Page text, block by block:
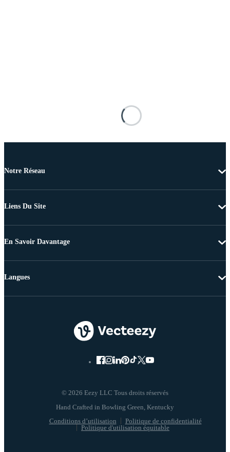
Notre Réseau
Liens Du Site
En Savoir Davantage
© 2026 Eezy LLC Tous droits réservés
Conditions d’utilisation
Politique de confidentialité
Politique d'utilisation équitable
Langues